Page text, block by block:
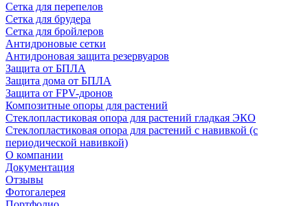
Сетка для перепелов
Сетка для брудера
Сетка для бройлеров
Антидроновые сетки
Антидроновая защита резервуаров
Защита от БПЛА
Защита дома от БПЛА
Защита от FPV-дронов
Композитные опоры для растений
Стеклопластиковая опора для растений гладкая ЭКО
Стеклопластиковая опора для растений с навивкой (с
периодической навивкой)
О компании
Документация
Отзывы
Фотогалерея